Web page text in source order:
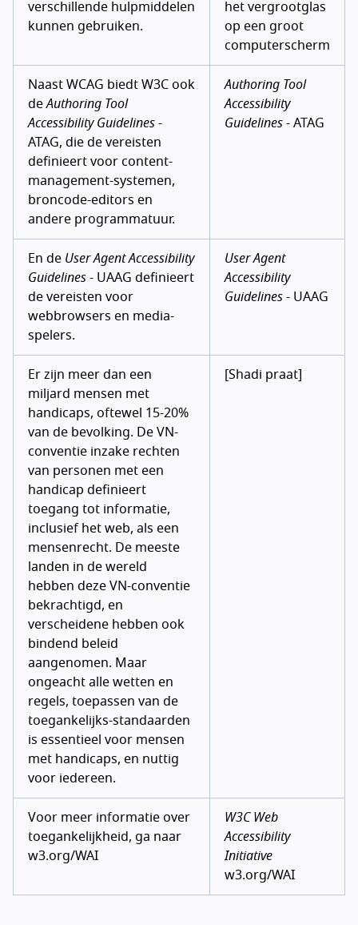
verschillende hulpmiddelen
kunnen gebruiken.
het vergrootglas
op een groot
computerscherm
Naast WCAG biedt W3C ook
deAuthoring Tool
Accessibility Guidelines -
ATAG, die de vereisten
definieert voor content-
management-systemen,
broncode-editors en
andere programmatuur.
Authoring Tool
Accessibility
Guidelines - ATAG
En de User Agent Accessibility
Guidelines - UAAG definieert
de vereisten voor
webbrowsers en media-
spelers.
User Agent
Accessibility
Guidelines - UAAG
Er zijn meer dan een
miljard mensen met
handicaps, oftewel 15-20%
van de bevolking. De VN-
conventie inzake rechten
van personen met een
handicap definieert
toegang tot informatie,
inclusief het web, als een
mensenrecht. De meeste
landen in de wereld
hebben deze VN-conventie
bekrachtigd, en
verscheidene hebben ook
bindend beleid
aangenomen. Maar
ongeacht alle wetten en
regels, toepassen van de
toegankelijks-standaarden
is essentieel voor mensen
met handicaps, en nuttig
voor iedereen.
[Shadi praat]
Voor meer informatie over
toegankelijkheid, ga naar
w3.org/WAI
W3C Web
Accessibility
Initiative
w3.org/WAI